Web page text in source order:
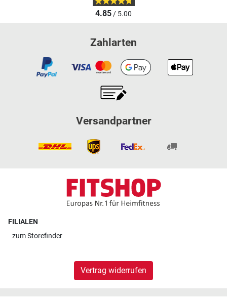
4.85/ 5.00
Zahlarten
Versandpartner
FILIALEN
zumStorefinder
Vertrag widerrufen